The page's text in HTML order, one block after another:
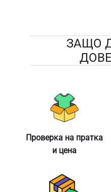
ЗАЩО
Проверка на пратка
и цена